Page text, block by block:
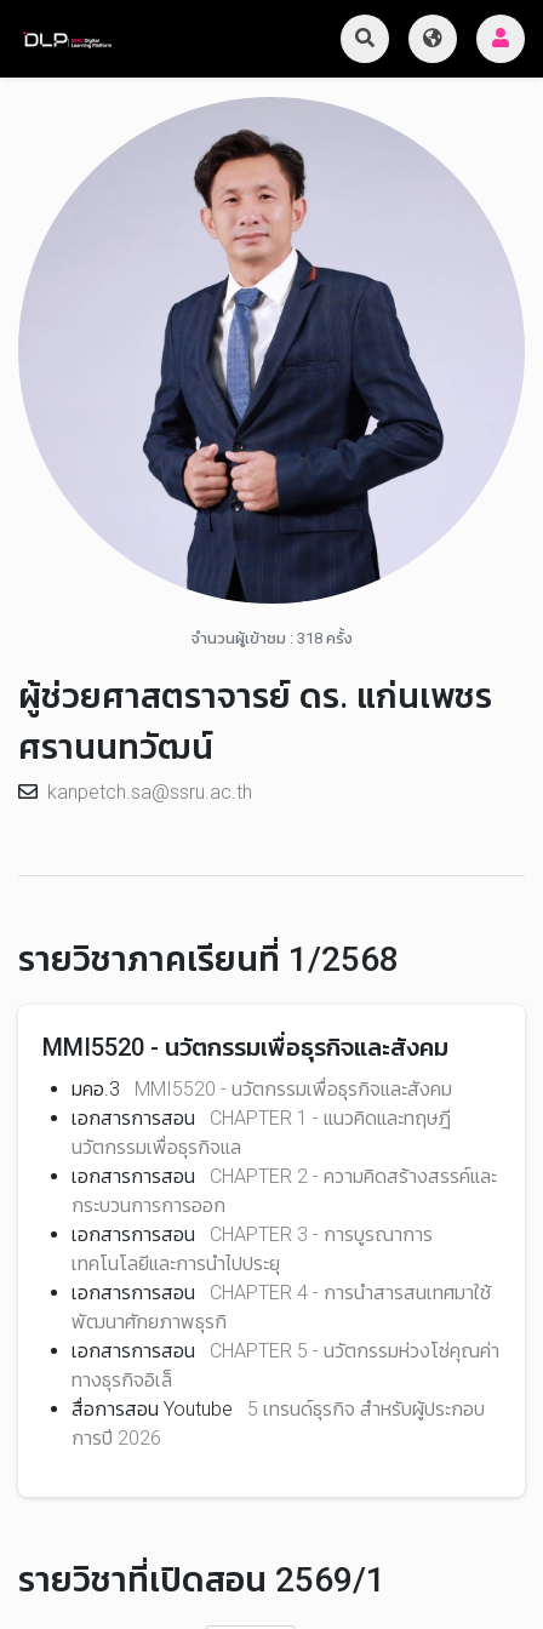
จำนวนผู้เข้าชม : 318 ครั้ง
ผู้ช่วยศาสตราจารย์ ดร. แก่นเพชร
ศรานนทวัฒน์
kanpetch.sa@ssru.ac.th
รายวิชาภาคเรียนที่ 1/2568
MMI5520 - นวัตกรรมเพื่อธุรกิจและสังคม
มคอ.3
MMI5520 - นวัตกรรมเพื่อธุรกิจและสังคม
เอกสารการสอน
CHAPTER 1 - แนวคิดและทฤษฎี
นวัตกรรมเพื่อธุรกิจแล
เอกสารการสอน
CHAPTER 2 - ความคิดสร้างสรรค์และ
กระบวนการการออก
เอกสารการสอน
CHAPTER 3 - การบูรณาการ
เทคโนโลยีและการนำไปประยุ
เอกสารการสอน
CHAPTER 4 - การนำสารสนเทศมาใช้
พัฒนาศักยภาพธุรกิ
เอกสารการสอน
CHAPTER 5 - นวัตกรรมห่วงโซ่คุณค่า
ทางธุรกิจอิเล็
สื่อการสอน Youtube
5 เทรนด์ธุรกิจ สำหรับผู้ประกอบ
การปี 2026
รายวิชาที่เปิดสอน 2569/1
Loading...